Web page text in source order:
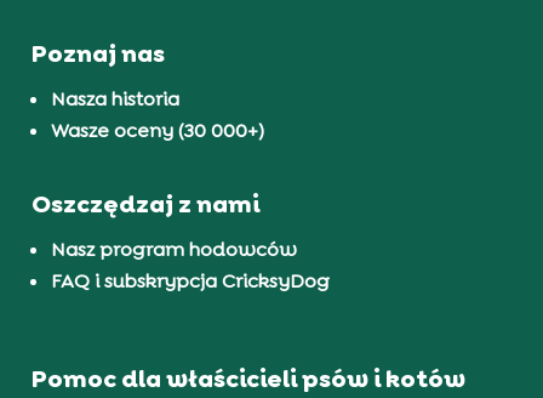
Poznaj nas
Nasza historia
Wasze oceny (30 000+)
Oszczędzaj z nami
Nasz program hodowców
FAQ i subskrypcja CricksyDog
Pomoc dla właścicieli psów i kotów